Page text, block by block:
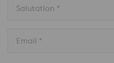
Salutation *
Email *